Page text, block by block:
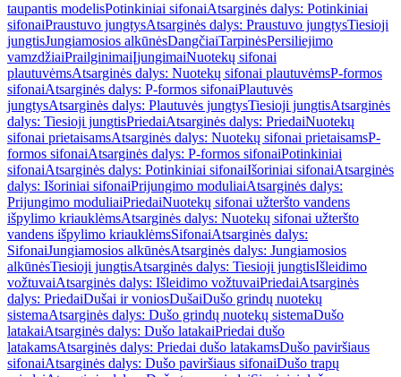
taupantis modelisPotinkiniai sifonaiAtsarginės dalys: Potinkiniai
sifonaiPraustuvo jungtysAtsarginės dalys: Praustuvo jungtysTiesioji
jungtisJungiamosios alkūnėsDangčiaiTarpinėsPersiliejimo
vamzdžiaiPrailginimaiĮjungimaiNuotekų sifonai
plautuvėmsAtsarginės dalys: Nuotekų sifonai plautuvėmsP-formos
sifonaiAtsarginės dalys: P-formos sifonaiPlautuvės
jungtysAtsarginės dalys: Plautuvės jungtysTiesioji jungtisAtsarginės
dalys: Tiesioji jungtisPriedaiAtsarginės dalys: PriedaiNuotekų
sifonai prietaisamsAtsarginės dalys: Nuotekų sifonai prietaisamsP-
formos sifonaiAtsarginės dalys: P-formos sifonaiPotinkiniai
sifonaiAtsarginės dalys: Potinkiniai sifonaiIšoriniai sifonaiAtsarginės
dalys: Išoriniai sifonaiPrijungimo moduliaiAtsarginės dalys:
Prijungimo moduliaiPriedaiNuotekų sifonai užteršto vandens
išpylimo kriauklėmsAtsarginės dalys: Nuotekų sifonai užteršto
vandens išpylimo kriauklėmsSifonaiAtsarginės dalys:
SifonaiJungiamosios alkūnėsAtsarginės dalys: Jungiamosios
alkūnėsTiesioji jungtisAtsarginės dalys: Tiesioji jungtisIšleidimo
vožtuvaiAtsarginės dalys: Išleidimo vožtuvaiPriedaiAtsarginės
dalys: PriedaiDušai ir voniosDušaiDušo grindų nuotekų
sistemaAtsarginės dalys: Dušo grindų nuotekų sistemaDušo
latakaiAtsarginės dalys: Dušo latakaiPriedai dušo
latakamsAtsarginės dalys: Priedai dušo latakamsDušo paviršiaus
sifonaiAtsarginės dalys: Dušo paviršiaus sifonaiDušo trapų